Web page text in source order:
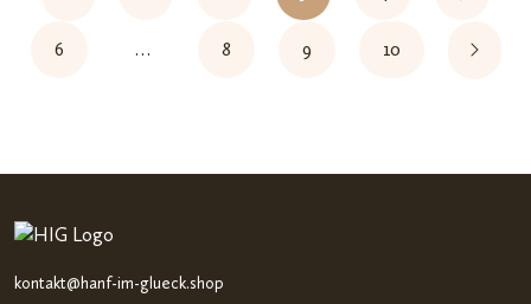
6 … 8 9 10
kontakt@hanf-im-glueck.shop